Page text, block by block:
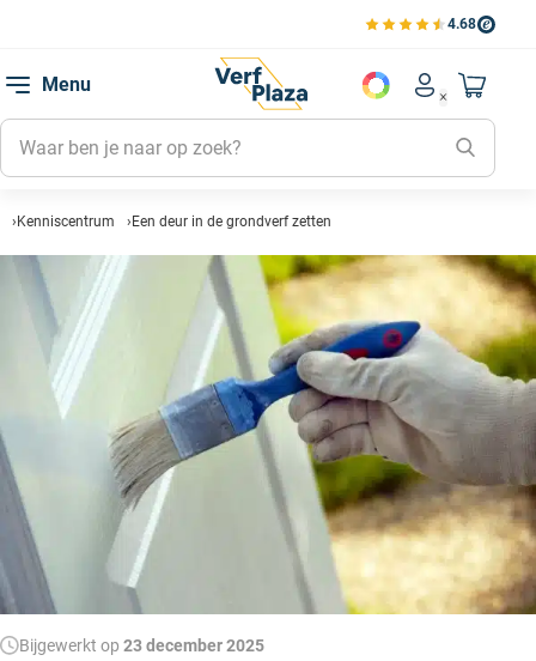
4.68
Bekijk de verfplaza
Menu
Account
Mijn
Mijn
Mijn
Naar
Kenniscentrum Een deur in de grondverf zetten
Bijgewerkt op 23 december 2025